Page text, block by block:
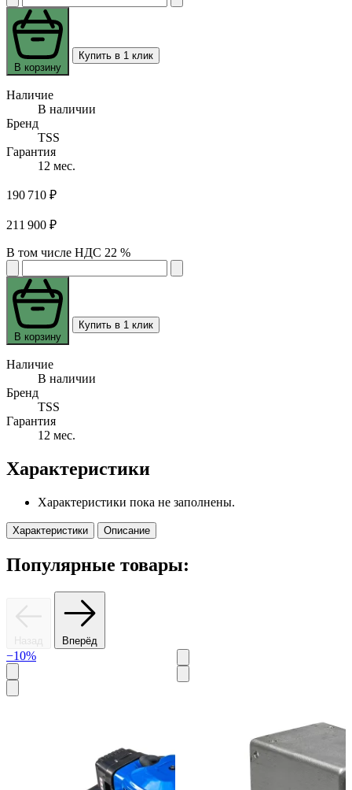
В корзину
Купить в 1 клик
Наличие
В наличии
Бренд
TSS
Гарантия
12 мес.
190 710 ₽
211 900 ₽
В том числе НДС 22 %
В корзину
Купить в 1 клик
Наличие
В наличии
Бренд
TSS
Гарантия
12 мес.
Характеристики
Характеристики пока не заполнены.
Характеристики Описание
Популярные товары:
Назад Вперёд
−10%